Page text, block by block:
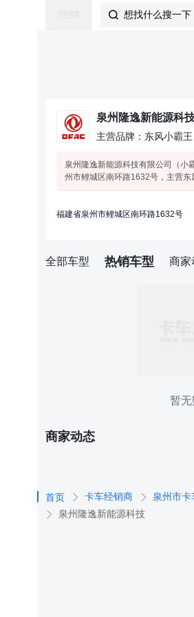
 想找什么搜一下
泉州隆逸新能源科
主营品牌：东风小霸王
泉州隆逸新能源科技有限公司（小
州市鲤城区南环路1632号，主营东
福建省泉州市鲤城区南环路1632号
全部车型 热销车型 商家
暂
商家动态
首页 卡车经销商
泉州市
泉州隆逸新能源科技